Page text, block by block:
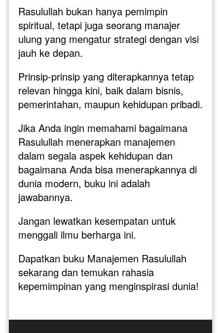
Rasulullah bukan hanya pemimpin
spiritual, tetapi juga seorang manajer
ulung yang mengatur strategi dengan visi
jauh ke depan.
Prinsip-prinsip yang diterapkannya tetap
relevan hingga kini, baik dalam bisnis,
pemerintahan, maupun kehidupan pribadi.
Jika Anda ingin memahami bagaimana
Rasulullah menerapkan manajemen
dalam segala aspek kehidupan dan
bagaimana Anda bisa menerapkannya di
dunia modern, buku ini adalah
jawabannya.
Jangan lewatkan kesempatan untuk
menggali ilmu berharga ini.
Dapatkan buku Manajemen Rasulullah
sekarang dan temukan rahasia
kepemimpinan yang menginspirasi dunia!